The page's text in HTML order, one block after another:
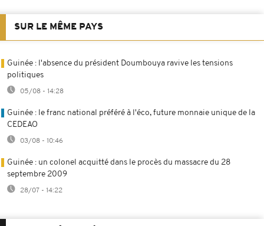
SUR LE MÊME PAYS
Guinée : l'absence du président Doumbouya ravive les tensions
politiques
05/08 - 14:28
Guinée : le franc national préféré à l'éco, future monnaie unique de la
CEDEAO
03/08 - 10:46
Guinée : un colonel acquitté dans le procès du massacre du 28
septembre 2009
28/07 - 14:22